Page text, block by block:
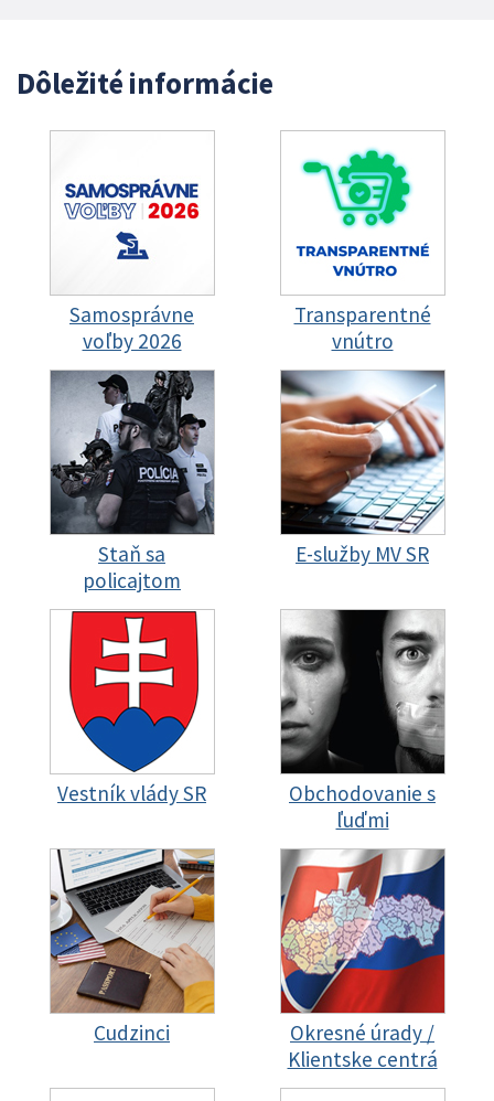
Dôležité informácie
Samosprávne
voľby 2026
Transparentné
vnútro
Staň sa
policajtom
E-služby MV SR
Vestník vlády SR
Obchodovanie s
ľuďmi
Cudzinci
Okresné úrady /
Klientske centrá